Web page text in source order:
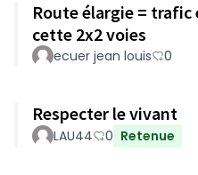
Route élargie = trafic
cette 2x2 voies
ecuer jean louis 0
Respecter le vivant
LAU44 0 Retenue